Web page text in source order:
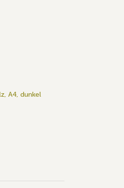
A4, dunkel